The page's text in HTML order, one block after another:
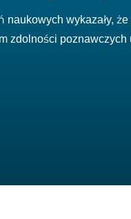
naukowych wykazały,
zdolności poznawczych